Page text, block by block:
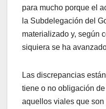
para mucho porque el
la Subdelegación del
materializado y, según
siquiera se ha
Las discrepancias
tiene o no obligación
aquellos viales que